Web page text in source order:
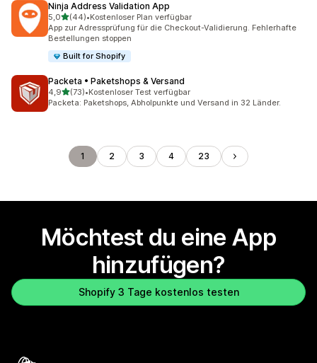
Ninja Address Validation App
5,0von 5 Sternen
(44)
44 Rezensionen insgesamt
•Kostenloser Plan verfügbar
App zur Adressprüfung für die Checkout-Validierung. Fehlerhafte
Bestellungen stoppen
Built for Shopify
Packeta • Paketshops & Versand
4,9von 5 Sternen
(73)
73 Rezensionen insgesamt
•Kostenloser Test verfügbar
Packeta: Paketshops, Abholpunkte und Versand in 32 Länder.
1 2 3 4 23
Möchtest du eine App
hinzufügen?
Shopify 3 Tage kostenlos testen